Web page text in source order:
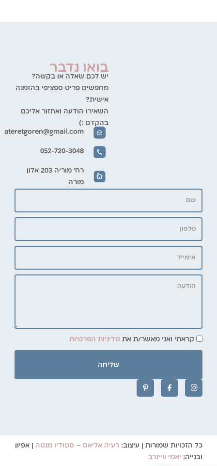
בואו נדבר
יש לכם שאלה או בקשה?
מחפשים פריט ספציפי בהזמנה
אישית?
השאירו הודעה ואחזור אליכם
בהקדם :)
ateretgoren@gmail.com
052-720-3048
רח' מוריה 203 אלון
מורה
קראתי ואני מאשר/ת את מדיניות הפרטיות
שליחה
כל הזכויות שמורות | עיצוב: רעיה אליאס – סטודיו מנטה | אפיון
ובנייה: יאמי וויינרב